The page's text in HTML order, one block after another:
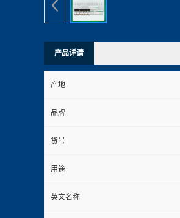
产品详请
产地
品牌
货号
用途
英文名称